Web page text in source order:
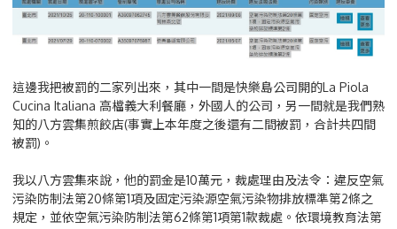
這邊我把被罰的二家列出來，其中一間是快樂島公司開的La Piola
Cucina Italiana 高檔義大利餐廳，外國人的公司，另一間就是我們熟
知的八方雲集煎餃店(事實上本年度之後還有二間被罰，合計共四間
被罰)。
我以八方雲集來說，他的罰金是10萬元，裁處理由及法令：違反空氣
污染防制法第20條第1項及固定污染源空氣污染物排放標準第2條之
規定，並依空氣污染防制法第62條第1項第1款裁處。依環境教育法第